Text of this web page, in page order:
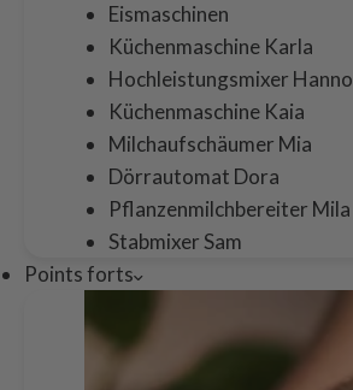
Eismaschinen
Küchenmaschine Karla
Hochleistungsmixer Hanno
Küchenmaschine Kaia
Milchaufschäumer Mia
Dörrautomat Dora
Pflanzenmilchbereiter Mila
Stabmixer Sam
Points forts